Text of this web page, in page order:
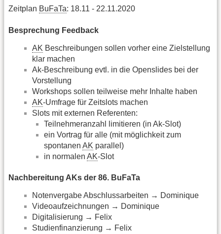
Zeitplan BuFaTa: 18.11 - 22.11.2020
Besprechung Feedback
AK Beschreibungen sollen vorher eine Zielstellung
klar machen
Ak-Beschreibung evtl. in die Openslides bei der
Vorstellung
Workshops sollen teilweise mehr Inhalte haben
AK-Umfrage für Zeitslots machen
Slots mit externen Referenten:
Teilnehmeranzahl limitieren (in Ak-Slot)
ein Vortrag für alle (mit möglichkeit zum
spontanen AK parallel)
in normalen AK-Slot
Nachbereitung AKs der 86. BuFaTa
Notenvergabe Abschlussarbeiten → Dominique
Videoaufzeichnungen → Dominique
Digitalisierung → Felix
Studienfinanzierung → Felix